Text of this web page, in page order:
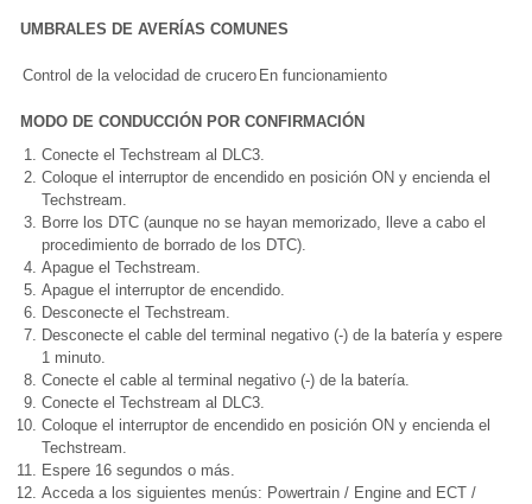
UMBRALES DE AVERÍAS COMUNES
Control de la velocidad de crucero En funcionamiento
MODO DE CONDUCCIÓN POR CONFIRMACIÓN
Conecte el Techstream al DLC3.
Coloque el interruptor de encendido en posición ON y encienda el
Techstream.
Borre los DTC (aunque no se hayan memorizado, lleve a cabo el
procedimiento de borrado de los DTC).
Apague el Techstream.
Apague el interruptor de encendido.
Desconecte el Techstream.
Desconecte el cable del terminal negativo (-) de la batería y espere
1 minuto.
Conecte el cable al terminal negativo (-) de la batería.
Conecte el Techstream al DLC3.
Coloque el interruptor de encendido en posición ON y encienda el
Techstream.
Espere 16 segundos o más.
Acceda a los siguientes menús: Powertrain / Engine and ECT /